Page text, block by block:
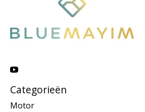
Categorieën
Motor